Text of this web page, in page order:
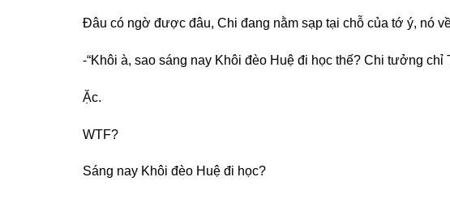
Đâu có ngờ được đâu, Chi đang nằm sạp tại chỗ của tớ ý, nó
-“Khôi à, sao sáng nay Khôi đèo Huệ đi học thế? Chi tưởng
Ặc.
WTF?
Sáng nay Khôi đèo Huệ đi học?